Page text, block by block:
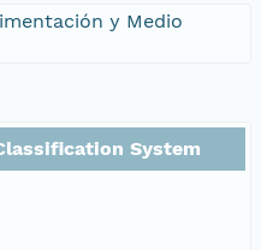
y Medio
System